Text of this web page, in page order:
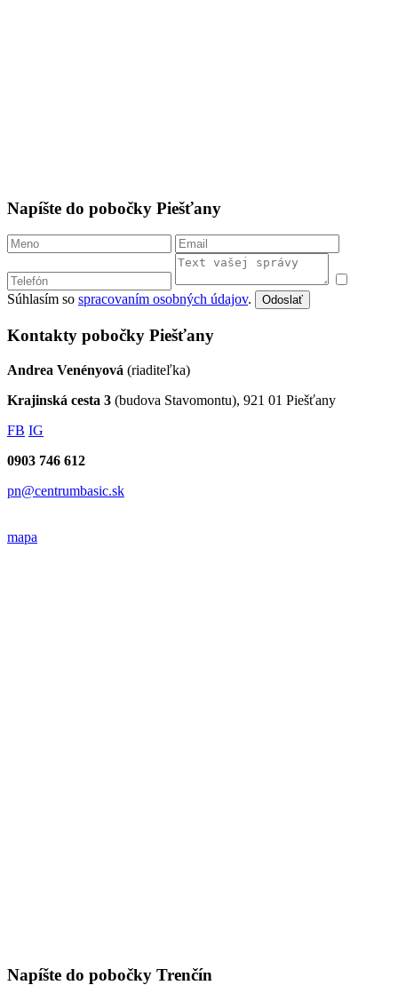
Napíšte do pobočky Piešťany
Súhlasím so spracovaním osobných údajov. Odoslať
Kontakty pobočky Piešťany
Andrea Venényová (riaditeľka)
Krajinská cesta 3 (budova Stavomontu), 921 01 Piešťany
FB IG
0903 746 612
pn@centrumbasic.sk
mapa
Napíšte do pobočky Trenčín